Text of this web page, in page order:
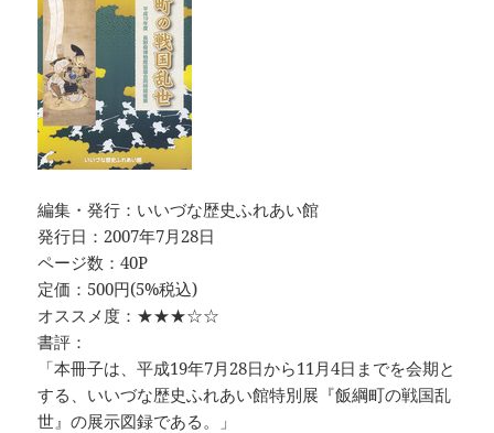
編集・発行：いいづな歴史ふれあい館
発行日：2007年7月28日
ページ数：40P
定価：500円(5%税込)
オススメ度：★★★☆☆
書評：
「本冊子は、平成19年7月28日から11月4日までを会期と
する、いいづな歴史ふれあい館特別展『飯綱町の戦国乱
世』の展示図録である。」